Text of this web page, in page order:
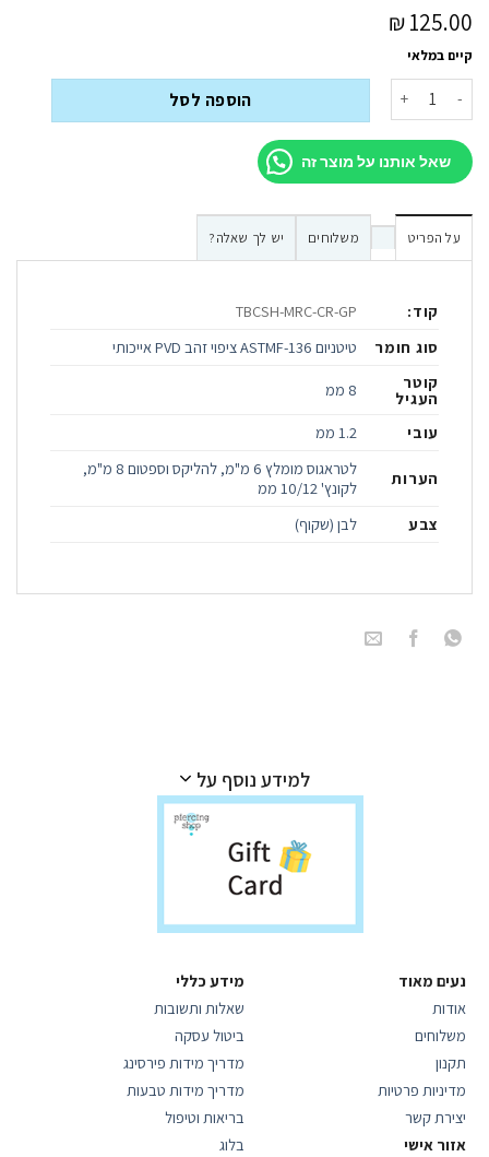
125.00
₪
קיים במלאי
כמות של עגיל הליקס / ספטום קליקר מטיטניום וציפוי זהב 1.2 * 8 מ"מ מרקיזים לבנים
הוספה לסל
שאל אותנו על מוצר זה
על הפריט משלוחים יש לך שאלה?
קוד:
TBCSH-MRC-CR-GP
סוג חומר
טיטניום ASTMF-136 ציפוי זהב PVD אייכותי
קוטר
העגיל 8 ממ
עובי 1.2 ממ
הערות
לטראגוס מומלץ 6 מ"מ, להליקס וספטום 8 מ"מ,
לקונץ' 10/12 ממ
צבע
לבן (שקוף)
למידע נוסף על
נעים מאוד
אודות
משלוחים
תקנון
מדיניות פרטיות
יצירת קשר
אזור אישי
מידע כללי
שאלות ותשובות
ביטול עסקה
מדריך מידות פירסינג
מדריך מידות טבעות
בריאות וטיפול
בלוג